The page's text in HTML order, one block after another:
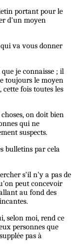
portant pour le
d'un moyen
va vous donner
je connaisse ; il
toujours le moyen
fois toutes les
on doit bien
qui ne
suspects.
bulletins par cela
s'il n'y a pas de
peut concevoir
au fond des
selon moi, rend ce
personnes que
pas à